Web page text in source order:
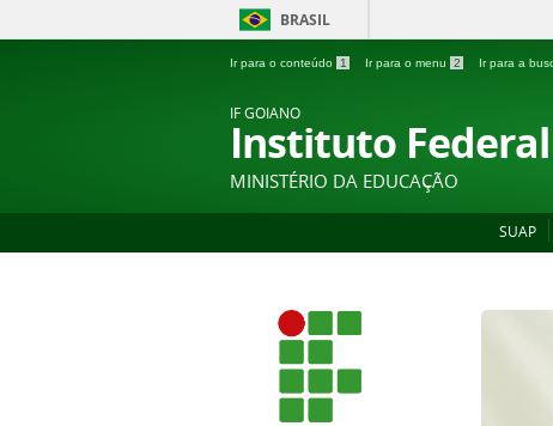
BRASIL
Ir para o conteúdo 1 Ir para o menu 2 Ir para a
IF GOIANO
Instituto
MINISTÉRIO DA EDUCAÇÃO
SUAP